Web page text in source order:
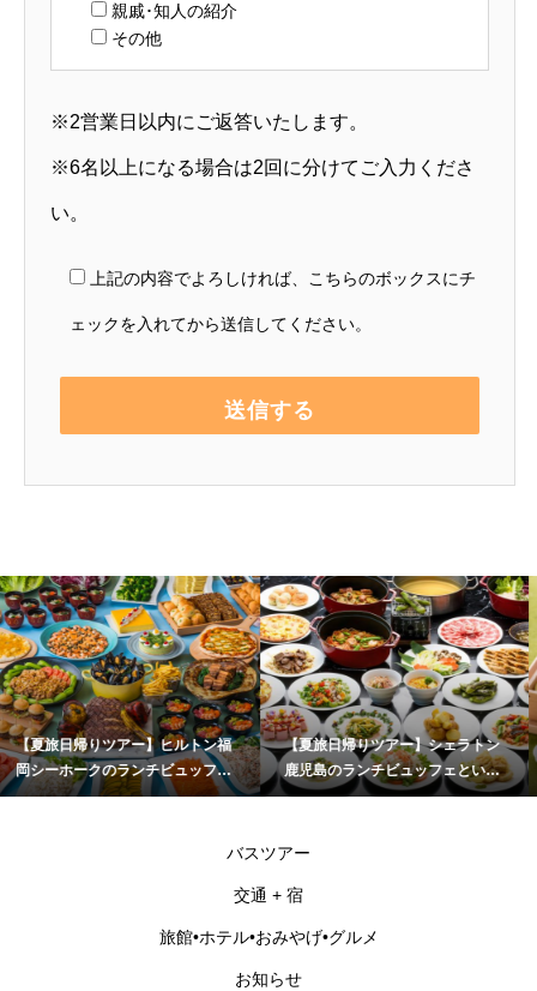
親戚･知人の紹介
その他
※2営業日以内にご返答いたします。
※6名以上になる場合は2回に分けてご入力くださ
い。
上記の内容でよろしければ、こちらのボックスにチ
ェックを入れてから送信してください。
トン福
ッフェ
岡
【夏旅日帰りツアー】シェラトン
鹿児島のランチビュッフェといお
ワールドかごしま水族館
【夏旅日帰りツアー】
(一蘭の森･伊都菜彩･杉
乃御馳走「玄海灘ちら
バスツアー
交通 + 宿
旅館•ホテル•おみやげ•グルメ
お知らせ